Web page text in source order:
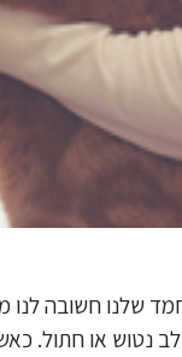
שלנו חשובה לנו
נטוש או חתול.